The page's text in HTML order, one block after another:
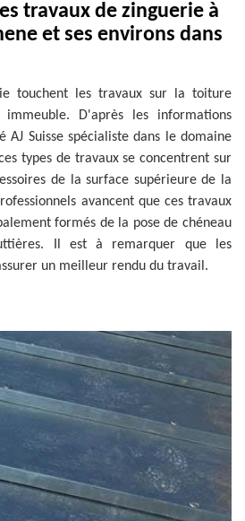
travaux de zinguerie à
et ses environs dans
touchent les travaux sur la toiture
D'après les informations
AJ Suisse spécialiste dans le domaine
types de travaux se concentrent sur
de la surface supérieure de la
avancent que ces travaux
formés de la pose de chéneau
Il est à remarquer que les
un meilleur rendu du travail.